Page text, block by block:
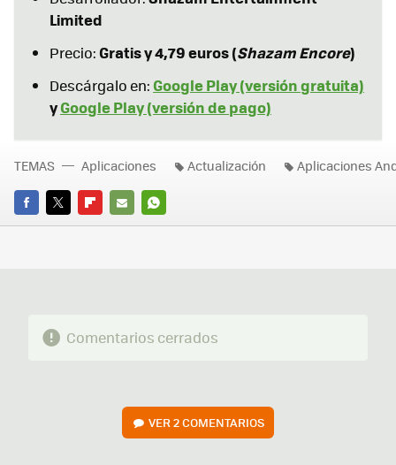
Limited
Precio:Gratis y 4,79 euros (Shazam Encore)
Descárgalo en: Google Play (versión gratuita)
yGoogle Play (versión de pago)
FACEBOOK
TWITTERFLIPBOARD
E-
WHATSAPP
TEMAS Aplicaciones Actualización Aplicaciones
Comentarios cerrados
VER2 COMENTARIOS